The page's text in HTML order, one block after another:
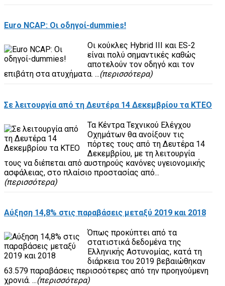
Euro NCAP: Οι οδηγοί-dummies!
Οι κούκλες Hybrid III και ES-2
είναι πολύ σημαντικές καθώς
αποτελούν τον οδηγό και τον
επιβάτη στα ατυχήματα. ...(περισσότερα)
Σε λειτουργία από τη Δευτέρα 14 Δεκεμβρίου τα ΚΤΕΟ
Τα Κέντρα Τεχνικού Ελέγχου
Οχημάτων θα ανοίξουν τις
πόρτες τους από τη Δευτέρα 14
Δεκεμβρίου, με τη λειτουργία
τους να διέπεται από αυστηρούς κανόνες υγειονομικής
ασφάλειας, στο πλαίσιο προστασίας από...
(περισσότερα)
Αύξηση 14,8% στις παραβάσεις μεταξύ 2019 και 2018
Όπως προκύπτει από τα
στατιστικά δεδομένα της
Ελληνικής Αστυνομίας, κατά τη
διάρκεια του 2019 βεβαιώθηκαν
63.579 παραβάσεις περισσότερες από την προηγούμενη
χρονιά. ...(περισσότερα)